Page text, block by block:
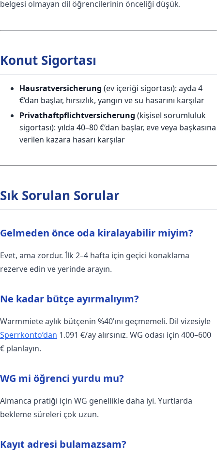
belgesi olmayan dil öğrencilerinin önceliği düşük.
Konut Sigortası
Hausratversicherung (ev içeriği sigortası): ayda 4
€‘dan başlar, hırsızlık, yangın ve su hasarını karşılar
Privathaftpflichtversicherung (kişisel sorumluluk
sigortası): yılda 40–80 €‘dan başlar, eve veya başkasına
verilen kazara hasarı karşılar
Sık Sorulan Sorular
Gelmeden önce oda kiralayabilir miyim?
Evet, ama zordur. İlk 2–4 hafta için geçici konaklama
rezerve edin ve yerinde arayın.
Ne kadar bütçe ayırmalıyım?
Warmmiete aylık bütçenin %40’ını geçmemeli. Dil vizesiyle
Sperrkonto’dan 1.091 €/ay alırsınız. WG odası için 400–600
€ planlayın.
WG mi öğrenci yurdu mu?
Almanca pratiği için WG genellikle daha iyi. Yurtlarda
bekleme süreleri çok uzun.
Kayıt adresi bulamazsam?